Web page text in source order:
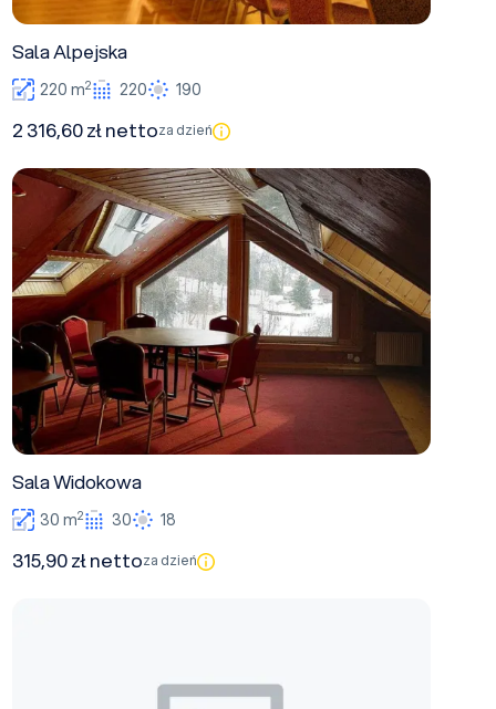
Sala Alpejska
220 m2 220 190
2 316,60 zł nettoza dzień
Sala Widokowa
Sala Widokowa
30 m2 30 18
315,90 zł nettoza dzień